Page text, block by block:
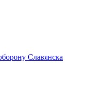
Славянска